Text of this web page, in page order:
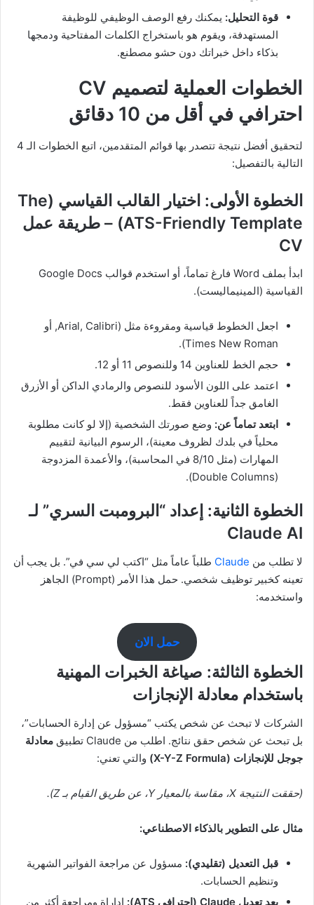
قوة التحليل: يمكنك رفع الوصف الوظيفي للوظيفة
المستهدفة، ويقوم هو باستخراج الكلمات المفتاحية ودمجها
بذكاء داخل خبراتك دون حشو مصطنع.
الخطوات العملية لتصميم CV
احترافي في أقل من 10 دقائق
لتحقيق أفضل نتيجة تتصدر بها قوائم المتقدمين، اتبع الخطوات الـ 4
التالية بالتفصيل:
الخطوة الأولى: اختيار القالب القياسي (The
ATS-Friendly Template) – طريقة عمل
CV
ابدأ بملف Word فارغ تماماً، أو استخدم قوالب Google Docs
القياسية (المينيماليست).
اجعل الخطوط قياسية ومقروءة مثل (Arial, Calibri, أو
Times New Roman).
حجم الخط للعناوين 14 وللنصوص 11 أو 12.
اعتمد على اللون الأسود للنصوص والرمادي الداكن أو الأزرق
الغامق جداً للعناوين فقط.
ابتعد تماماً عن: وضع صورتك الشخصية (إلا لو كانت مطلوبة
محلياً في بلدك لظروف معينة)، الرسوم البيانية لتقييم
المهارات (مثل 8/10 في المحاسبة)، والأعمدة المزدوجة
(Double Columns).
الخطوة الثانية: إعداد “البرومبت السري” لـ
Claude AI
لا تطلب من Claude طلباً عاماً مثل “اكتب لي سي في”. بل يجب أن
تعينه كخبير توظيف شخصي. حمل هذا الأمر (Prompt) الجاهز
واستخدمه:
حمل الان
الخطوة الثالثة: صياغة الخبرات المهنية
باستخدام معادلة الإنجازات
الشركات لا تبحث عن شخص يكتب “مسؤول عن إدارة الحسابات”،
بل تبحث عن شخص حقق نتائج. اطلب من Claude تطبيق
معادلة
جوجل للإنجازات (X-Y-Z Formula)
والتي تعني:
(حققت النتيجة X، مقاسة بالمعيار Y، عن طريق القيام بـ Z).
مثال على التطوير بالذكاء الاصطناعي:
قبل التعديل (تقليدي): مسؤول عن مراجعة الفواتير الشهرية
وتنظيم الحسابات.
بعد تعديل Claude (احترافي ATS):
إداراة ومراجعة أكثر من